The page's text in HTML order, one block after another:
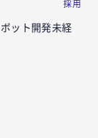
採用
ット開発未経